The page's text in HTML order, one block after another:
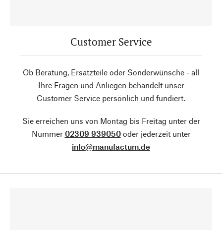
Customer Service
Ob Beratung, Ersatzteile oder Sonderwünsche - all
Ihre Fragen und Anliegen behandelt unser
Customer Service persönlich und fundiert.
Sie erreichen uns von Montag bis Freitag unter der
Nummer 02309 939050oder jederzeit unter
info@manufactum.de